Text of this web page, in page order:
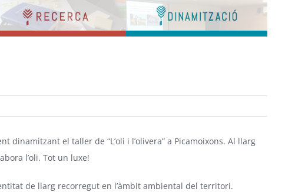
dinamitzant el taller de “L’oli i l’olivera” a Picamoixons. Al llarg
l’oli. Tot un luxe!
de llarg recorregut en l’àmbit ambiental del territori.
Area